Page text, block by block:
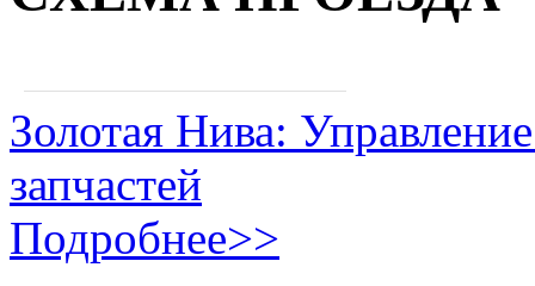
Золотая Нива:
запчастей
Подробнее>>